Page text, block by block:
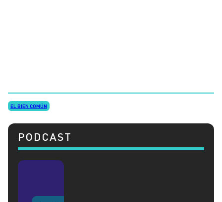
EL BIEN COMÚN
PODCAST